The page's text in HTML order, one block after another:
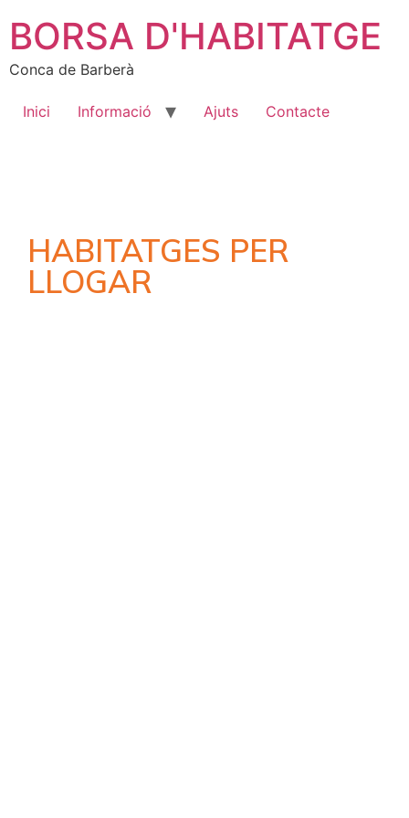
BORSA D'HABITATGE
Conca de Barberà
Inici Informació Ajuts Contacte
HABITATGES PER
LLOGAR